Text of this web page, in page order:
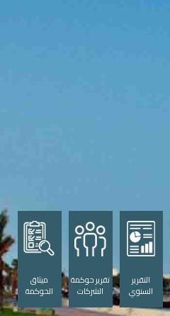
التقرير
السنوي
تقرير حوكمة
الشركات
ميثاق
الحوكمة